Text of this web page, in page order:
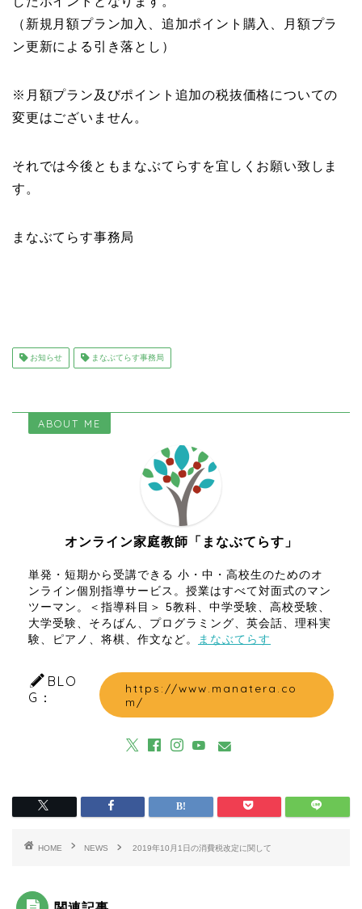
（新規月額プラン加入、追加ポイント購入、月額プラ
ン更新による引き落とし）
※月額プラン及びポイント追加の税抜価格についての
変更はございません。
それでは今後ともまなぶてらすを宜しくお願い致しま
す。
まなぶてらす事務局
お知らせ まなぶてらす事務局
ABOUT ME
オンライン家庭教師「まなぶてらす」
単発・短期から受講できる 小・中・高校生のためのオ
ンライン個別指導サービス。授業はすべて対面式のマン
ツーマン。＜指導科目＞ 5教科、中学受験、高校受験、
大学受験、そろばん、プログラミング、英会話、理科実
験、ピアノ、将棋、作文など。
まなぶてらす
BLO
G：
https://www.manatera.co
m/
HOME NEWS 2019年10月1日の消費税改定に関して